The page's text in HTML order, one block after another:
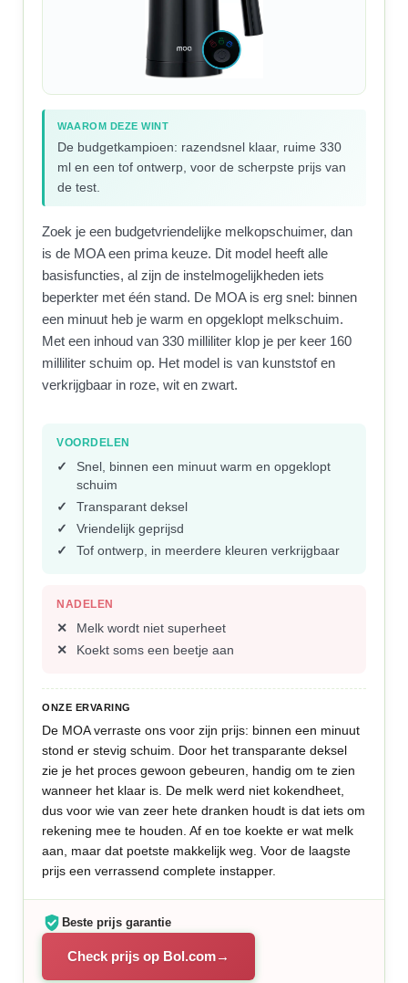
WAAROM DEZE WINT
De budgetkampioen: razendsnel klaar, ruime 330
ml en een tof ontwerp, voor de scherpste prijs van
de test.
Zoek je een budgetvriendelijke melkopschuimer, dan
is de MOA een prima keuze. Dit model heeft alle
basisfuncties, al zijn de instelmogelijkheden iets
beperkter met één stand. De MOA is erg snel: binnen
een minuut heb je warm en opgeklopt melkschuim.
Met een inhoud van 330 milliliter klop je per keer 160
milliliter schuim op. Het model is van kunststof en
verkrijgbaar in roze, wit en zwart.
VOORDELEN
Snel, binnen een minuut warm en opgeklopt
schuim
Transparant deksel
Vriendelijk geprijsd
Tof ontwerp, in meerdere kleuren verkrijgbaar
NADELEN
Melk wordt niet superheet
Koekt soms een beetje aan
ONZE ERVARING
De MOA verraste ons voor zijn prijs: binnen een minuut
stond er stevig schuim. Door het transparante deksel
zie je het proces gewoon gebeuren, handig om te zien
wanneer het klaar is. De melk werd niet kokendheet,
dus voor wie van zeer hete dranken houdt is dat iets om
rekening mee te houden. Af en toe koekte er wat melk
aan, maar dat poetste makkelijk weg. Voor de laagste
prijs een verrassend complete instapper.
Beste prijs garantie
Check prijs op Bol.com